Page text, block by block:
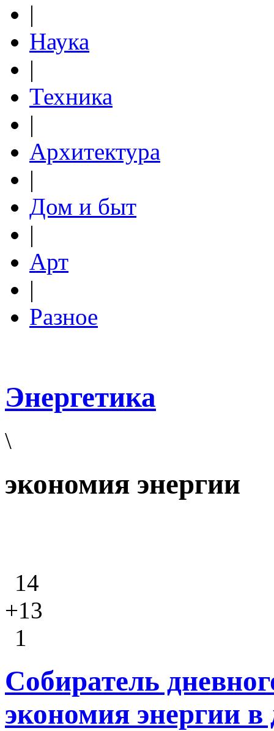
|
Наука
|
Техника
|
Архитектура
|
Дом и быт
|
Арт
|
Разное
Энергетика
\
экономия энергии
14
+13
1
Собиратель
экономия энергии в